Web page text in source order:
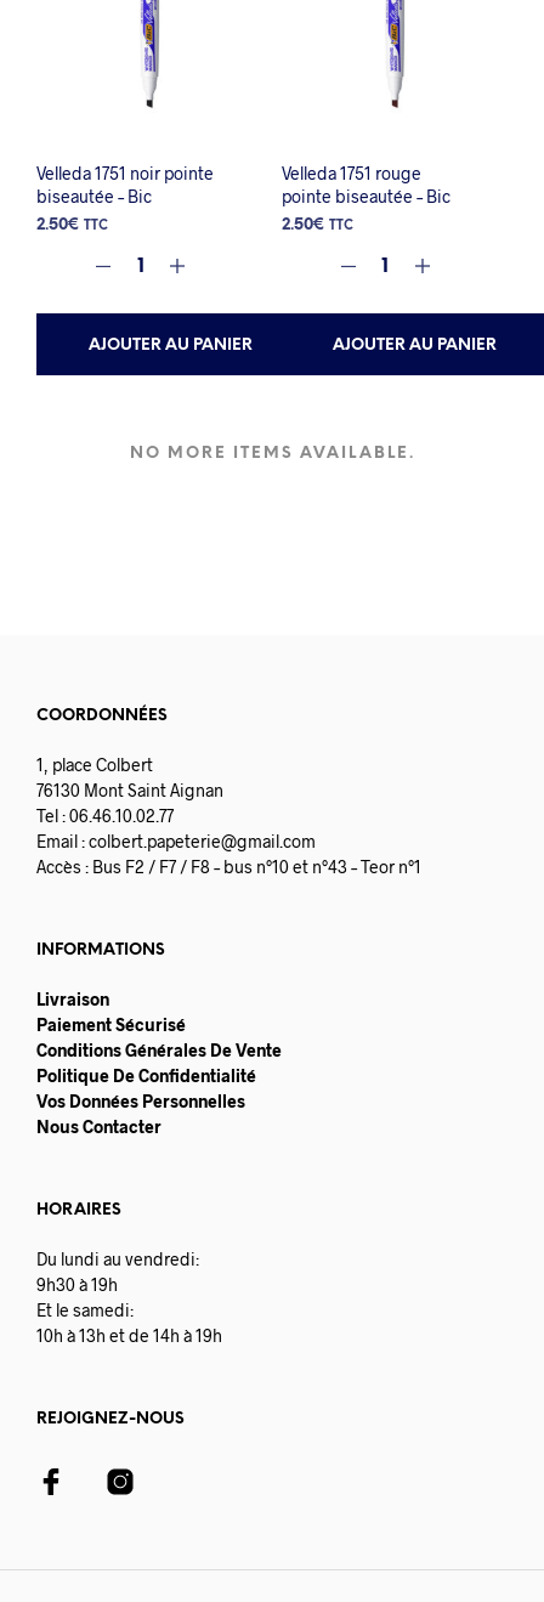
Velleda 1751 noir pointe
biseautée – Bic
2.50€ TTC
AJOUTER AU PANIER
Velleda 1751 rouge
pointe biseautée – Bic
2.50€ TTC
AJOUTER AU PANIER
NO MORE ITEMS AVAILABLE.
COORDONNÉES
1, place Colbert
76130 Mont Saint Aignan
Tel : 06.46.10.02.77
Email :colbert.papeterie@gmail.com
Accès : Bus F2 / F7 / F8 – bus n°10 et n°43 – Teor n°1
INFORMATIONS
Livraison
Paiement Sécurisé
Conditions Générales De Vente
Politique De Confidentialité
Vos Données Personnelles
Nous Contacter
HORAIRES
Du lundi au vendredi:
9h30 à 19h
Et le samedi:
10h à 13h et de 14h à 19h
REJOIGNEZ-NOUS